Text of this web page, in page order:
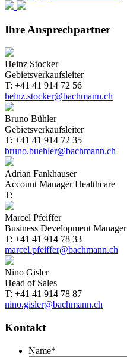
Ihre Ansprechpartner
Heinz Stocker
Gebietsverkaufsleiter
T: +41 41 914 72 56
heinz.stocker@bachmann.ch
Bruno Bühler
Gebietsverkaufsleiter
T: +41 41 914 72 35
bruno.buehler@bachmann.ch
Adrian Fankhauser
Account Manager Healthcare
T:
Marcel Pfeiffer
Business Development Manager
T: +41 41 914 78 33
marcel.pfeiffer@bachmann.ch
Nino Gisler
Head of Sales
T: +41 41 914 78 87
nino.gisler@bachmann.ch
Kontakt
Name*